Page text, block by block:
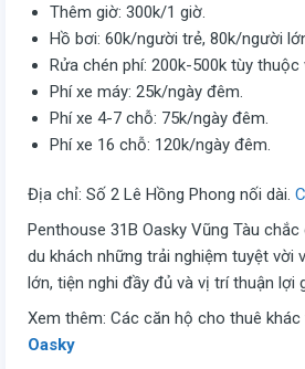
Thêm giờ: 300k/1 giờ.
Hồ bơi: 60k/người trẻ, 80k/người
Rửa chén phí: 200k-500k tùy
Phí xe máy: 25k/ngày đêm.
Phí xe 4-7 chỗ: 75k/ngày đêm.
Phí xe 16 chỗ: 120k/ngày đêm.
Địa chỉ: Số 2 Lê Hồng Phong nối dài.
Penthouse 31B Oasky Vũng Tàu
du khách những trải nghiệm tuyệt vời
lớn, tiện nghi đầy đủ và vị trí thuận lợi
Xem thêm: Các căn hộ cho thuê khác
Oasky